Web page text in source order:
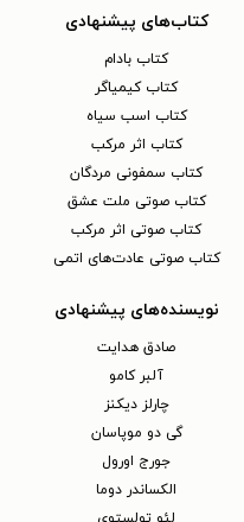
کتاب‌های پیشنهادی
کتاب بادام
کتاب کیمیاگر
کتاب اسب سیاه
کتاب اثر مرکب
کتاب سمفونی مردگان
کتاب صوتی ملت عشق
کتاب صوتی اثر مرکب
کتاب صوتی عادت‌های اتمی
نویسنده‌های پیشنهادی
صادق هدایت
آلبر کامو
چارلز دیکنز
گی دو موپاسان
جورج اورول
الکساندر دوما